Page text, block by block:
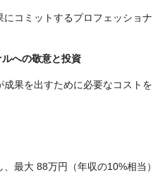
コミットするプロフェッショナ
への敬意と投資
果を出すために必要なコストを
最大 88万円（年収の10%相当）